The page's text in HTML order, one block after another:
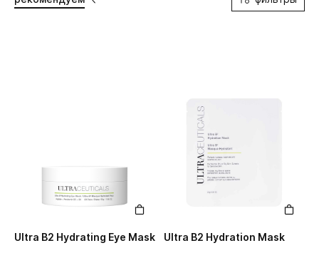
Ultra B2 Hydrating Eye Mask Ultra B2 Hydration Mask